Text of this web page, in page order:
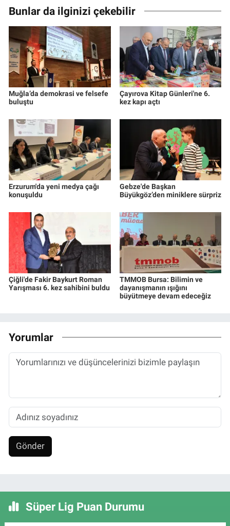
Bunlar da ilginizi çekebilir
Muğla’da demokrasi ve felsefe
buluştu
Çayırova Kitap Günleri'ne 6.
kez kapı açtı
Erzurum'da yeni medya çağı
konuşuldu
Gebze'de Başkan
Büyükgöz’den miniklere sürpriz
Çiğli'de Fakir Baykurt Roman
Yarışması 6. kez sahibini buldu
TMMOB Bursa: Bilimin ve
dayanışmanın ışığını
büyütmeye devam edeceğiz
Yorumlar
Gönder
Süper Lig Puan Durumu